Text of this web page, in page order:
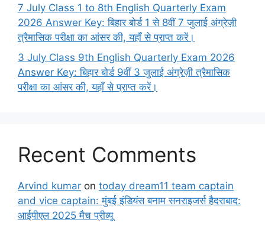
7 July Class 1 to 8th English Quarterly Exam
2026 Answer Key: बिहार बोर्ड 1 से 8वीं 7 जुलाई अंग्रेज़ी
त्रैमासिक परीक्षा का आंसर की, यहाँ से प्राप्त करें।
3 July Class 9th English Quarterly Exam 2026
Answer Key: बिहार बोर्ड 9वीं 3 जुलाई अंग्रेज़ी त्रैमासिक
परीक्षा का आंसर की, यहाँ से प्राप्त करें।
Recent Comments
Arvind kumar on today dream11 team captain
and vice captain: मुंबई इंडियंस बनाम सनराइजर्स हैदराबाद:
आईपीएल 2025 मैच प्रीव्यू